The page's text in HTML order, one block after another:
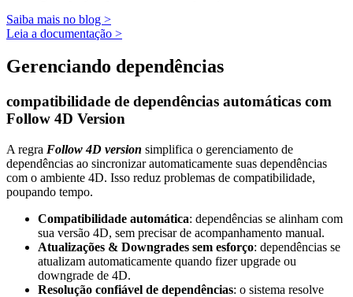
Saiba mais no blog >
Leia a documentação >
Gerenciando dependências
compatibilidade de dependências automáticas com
Follow 4D Version
A regra Follow 4D version simplifica o gerenciamento de
dependências ao sincronizar automaticamente suas dependências
com o ambiente 4D. Isso reduz problemas de compatibilidade,
poupando tempo.
Compatibilidade automática: dependências se alinham com
sua versão 4D, sem precisar de acompanhamento manual.
Atualizações & Downgrades sem esforço: dependências se
atualizam automaticamente quando fizer upgrade ou
downgrade de 4D.
Resolução confiável de dependências: o sistema resolve